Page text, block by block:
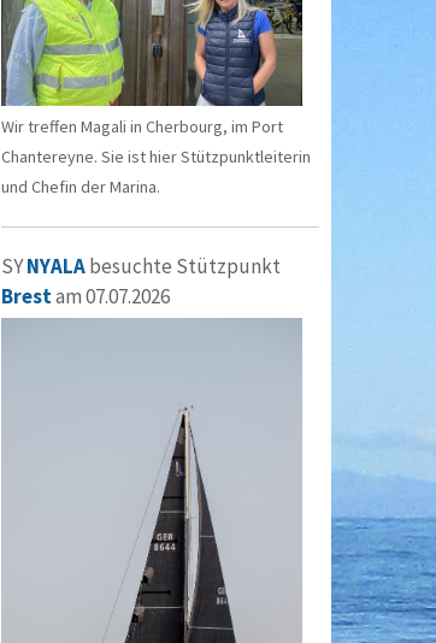
Wir treffen Magali in Cherbourg, im Port
Chantereyne. Sie ist hier Stützpunktleiterin
und Chefin der Marina.
SYNYALAbesuchte Stützpunkt
Brestam 07.07.2026